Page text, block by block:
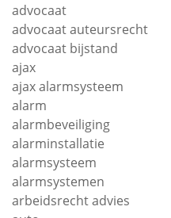
advocaat
advocaat auteursrecht
advocaat bijstand
ajax
ajax alarmsysteem
alarm
alarmbeveiliging
alarminstallatie
alarmsysteem
alarmsystemen
arbeidsrecht advies